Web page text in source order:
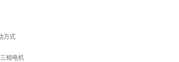
方式
相电机